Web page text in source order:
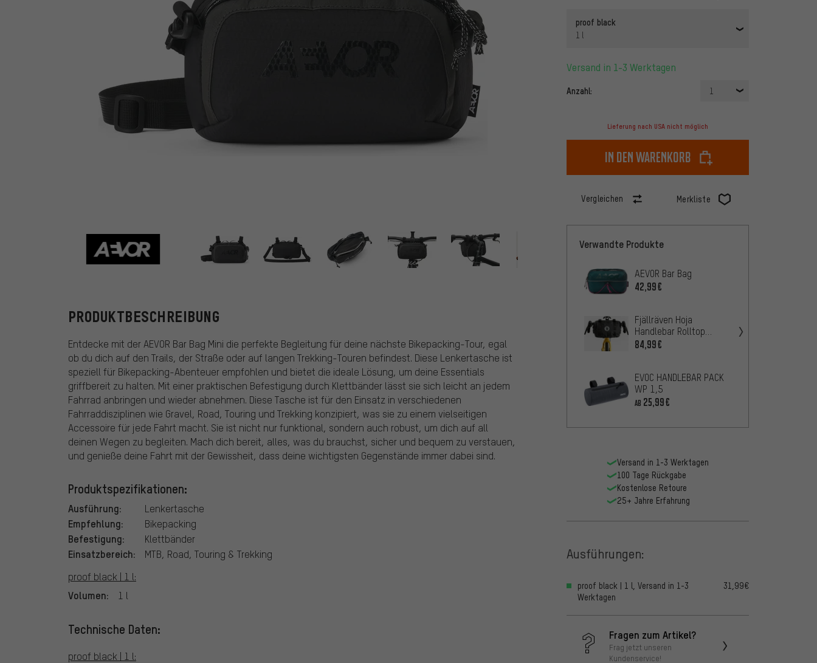
proof black
1 l
Versand in 1-3 Werktagen
Anzahl: 1
Lieferung nach USA nicht möglich
In den Warenkorb
Vergleichen Merkliste
AEVOR
PRODUKTBESCHREIBUNG
Entdecke mit der AEVOR Bar Bag Mini die perfekte Begleitung für deine nächste Bikepacking-Tour, egal
ob du dich auf den Trails, der Straße oder auf langen Trekking-Touren befindest. Diese Lenkertasche ist
speziell für Bikepacking-Abenteuer empfohlen und bietet die ideale Lösung, um deine Essentials
griffbereit zu halten. Mit einer praktischen Befestigung durch Klettbänder lässt sie sich leicht an jedem
Fahrrad anbringen und wieder abnehmen. Diese Tasche ist für den Einsatz in verschiedenen
Fahrraddisziplinen wie Gravel, Road, Touring und Trekking konzipiert, was sie zu einem vielseitigen
Accessoire für jede Fahrt macht. Sie ist nicht nur funktional, sondern auch robust, um dich auf all
deinen Wegen zu begleiten. Mach dich bereit, alles, was du brauchst, sicher und bequem zu verstauen,
und genieße deine Fahrt mit der Gewissheit, dass deine wichtigsten Gegenstände immer dabei sind.
Produktspezifikationen:
Ausführung: Lenkertasche
Empfehlung: Bikepacking
Befestigung: Klettbänder
Einsatzbereich:
MTB, Road, Touring & Trekking
proof black | 1 l:
Volumen: 1 l
Technische Daten:
proof black | 1 l:
Verwandte Produkte
AEVOR Bar Bag
42,99€
Fjällräven Hoja
Handlebar Rolltop
Lenkertasche
84,99€
EVOC HANDLEBAR PACK
WP 1,5
AB 25,99€
Versand in 1-3 Werktagen
100 Tage Rückgabe
Kostenlose Retoure
25+ Jahre Erfahrung
Ausführungen:
proof black | 1 l, Versand in 1-3
Werktagen
31,99€
Fragen zum Artikel?
Frag jetzt unseren
Kundenservice!